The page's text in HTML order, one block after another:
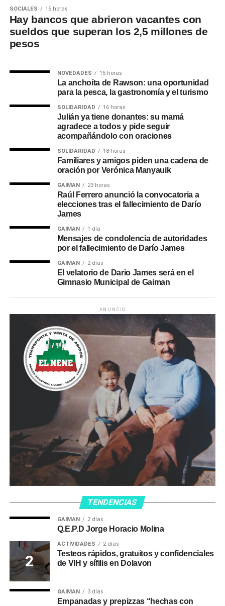
SOCIALES 15 horas
Hay bancos que abrieron vacantes con
sueldos que superan los 2,5 millones de
pesos
NOVEDADES 15 horas
La anchoíta de Rawson: una oportunidad
para la pesca, la gastronomía y el turismo
SOLIDARIDAD 16 horas
Julián ya tiene donantes: su mamá
agradece a todos y pide seguir
acompañándolo con oraciones
SOLIDARIDAD 18 horas
Familiares y amigos piden una cadena de
oración por Verónica Manyauik
GAIMAN 23 horas
Raúl Ferrero anunció la convocatoria a
elecciones tras el fallecimiento de Darío
James
GAIMAN 1 día
Mensajes de condolencia de autoridades
por el fallecimiento de Darío James
GAIMAN 2 días
El velatorio de Dario James será en el
Gimnasio Municipal de Gaiman
ANUNCIO
TENDENCIAS
GAIMAN 2 días
Q.E.P.D Jorge Horacio Molina
ACTIVIDADES 2 días
Testeos rápidos, gratuitos y confidenciales
de VIH y sífilis en Dolavon
GAIMAN 3 días
Empanadas y prepizzas “hechas con